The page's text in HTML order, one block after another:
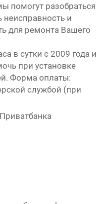
помогут разобраться
неисправность и
для ремонта Вашего
в сутки с 2009 года и
при установке
Форма оплаты:
службой (при